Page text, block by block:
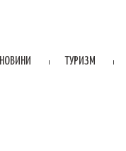
НОВИНИ ТУРИЗМ